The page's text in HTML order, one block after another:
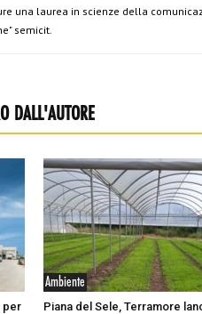
una laurea in scienze della
semicit.
DALL'AUTORE
per
Ambiente
Piana del Sele, Terramore